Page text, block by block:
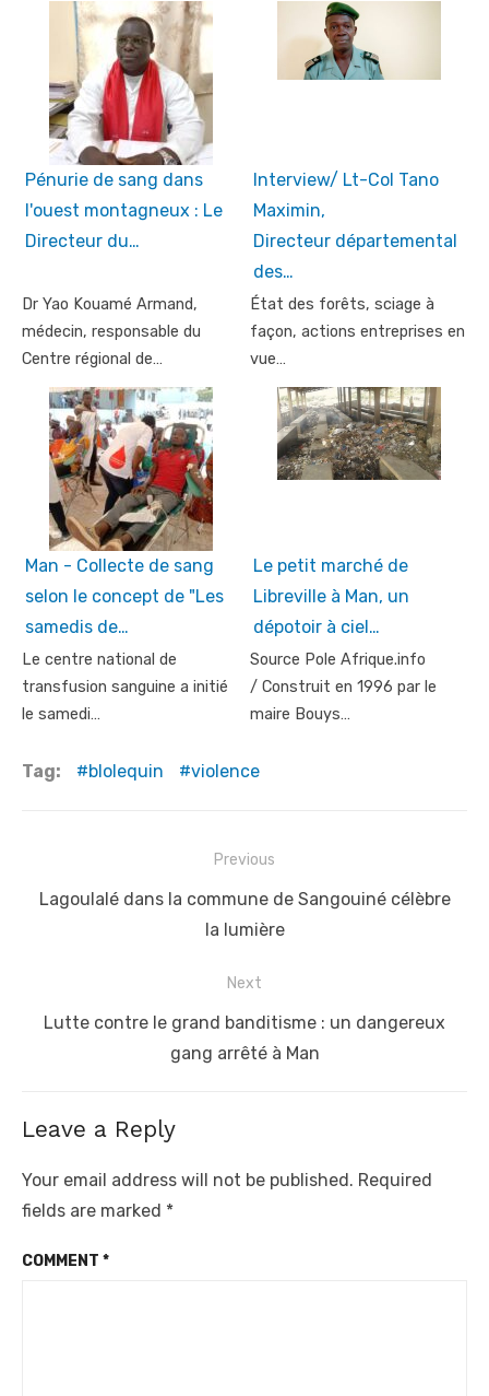
Pénurie de sang dans
l'ouest montagneux : Le
Directeur du…
Dr Yao Kouamé Armand,
médecin, responsable du
Centre régional de…
Interview/ Lt-Col Tano
Maximin,
Directeur départemental
des…
État des forêts, sciage à
façon, actions entreprises en
vue…
Man - Collecte de sang
selon le concept de "Les
samedis de…
Le centre national de
transfusion sanguine a initié
le samedi…
Le petit marché de
Libreville à Man, un
dépotoir à ciel…
Source Pole Afrique.info
/ Construit en 1996 par le
maire Bouys…
Tag: blolequin violence
navigation
Previous
Previous
Lagoulalé dans la commune de Sangouiné célèbre
la lumière
Next
Next
Lutte contre le grand banditisme : un dangereux
gang arrêté à Man
Leave a Reply
Your email address will not be published. Required
fields are marked *
COMMENT *